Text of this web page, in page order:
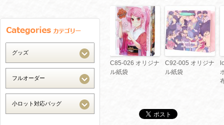
C85-026 オリジナ
ル紙袋
C92-005 オリジナ
ル紙袋